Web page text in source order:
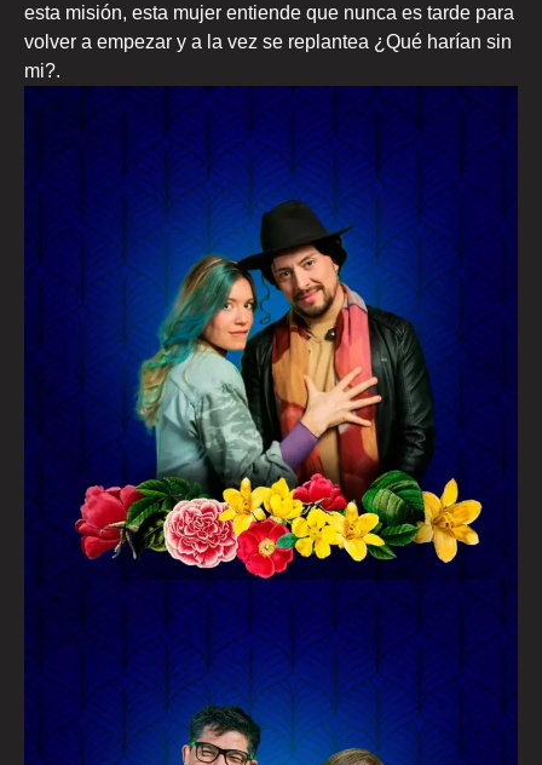
esta misión, esta mujer entiende que nunca es tarde para
volver a empezar y a la vez se replantea ¿Qué harían sin
mi?.